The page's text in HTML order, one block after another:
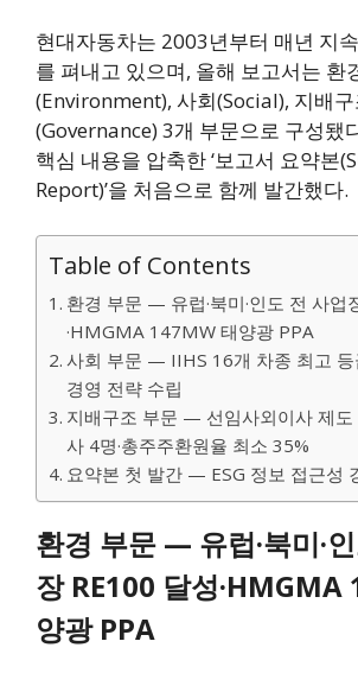
현대자동차는 2003년부터 매년 지
를 펴내고 있으며, 올해 보고서는 환
(Environment), 사회(Social), 지배
(Governance) 3개 부문으로 구성됐
핵심 내용을 압축한 ‘보고서 요약본
Report)’을 처음으로 함께 발간했다.
Table of Contents
환경 부문 — 유럽·북미·인도 전 사업
·HMGMA 147MW 태양광 PPA
사회 부문 — IIHS 16개 차종 최고 등
경영 전략 수립
지배구조 부문 — 선임사외이사 제도
사 4명·총주주환원율 최소 35%
요약본 첫 발간 — ESG 정보 접근성
환경 부문 — 유럽·북미·
장 RE100 달성·HMGMA
양광 PPA